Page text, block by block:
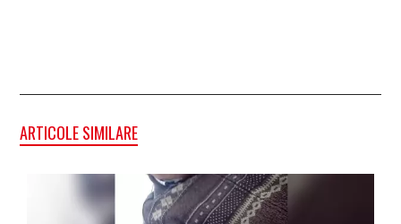
ARTICOLE SIMILARE